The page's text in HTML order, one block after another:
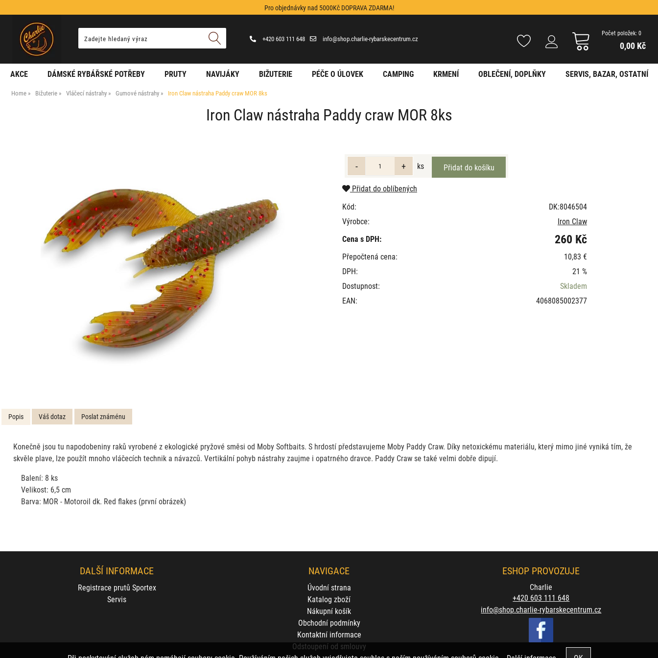
Pro objednávky nad 5000Kč DOPRAVA ZDARMA!
+420 603 111 648 info@shop.charlie-rybarskecentrum.cz
Počet položek: 0
0,00 Kč
AKCE DÁMSKÉ RYBÁŘSKÉ POTŘEBY PRUTY NAVIJÁKY BIŽUTERIE PÉČE O ÚLOVEK CAMPING KRMENÍ OBLEČENÍ, DOPLŇKY SERVIS, BAZAR, OSTATNÍ
Home Bižuterie Vláčecí nástrahy Gumové nástrahy Iron Claw nástraha Paddy craw MOR 8ks
Iron Claw nástraha Paddy craw MOR 8ks
ks
Přidat do oblíbených
Kód:
DK:8046504
Výrobce:
Iron Claw
Cena s DPH:
260 Kč
Přepočtená cena:
10,83 €
DPH:
21 %
Dostupnost:
Skladem
EAN:
4068085002377
Popis Váš dotaz Poslat známénu
Konečně jsou tu napodobeniny raků vyrobené z ekologické pryžové směsi od Moby Softbaits. S hrdostí představujeme Moby Paddy Craw. Díky netoxickému materiálu, který mimo jiné vyniká tím, že
skvěle plave, lze použít mnoho vláčecích technik a návazců. Vertikální pohyb nástrahy zaujme i opatrného dravce. Paddy Craw se také velmi dobře dipují.
Balení: 8 ks
Velikost: 6,5 cm
Barva: MOR - Motoroil dk. Red flakes (první obrázek)
DALŠÍ INFORMACE
Registrace prutů Sportex
Servis
NAVIGACE
Úvodní strana
Katalog zboží
Nákupní košík
Obchodní podmínky
Kontaktní informace
Odstoupení od smlouvy
ESHOP PROVOZUJE
Charlie
+420 603 111 648
info@shop.charlie-rybarskecentrum.cz